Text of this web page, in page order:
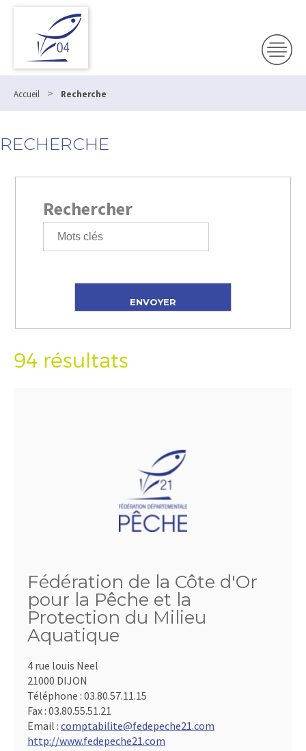
Accueil > Recherche
RECHERCHE
Rechercher
94 résultats
Fédération de la Côte d'Or
pour la Pêche et la
Protection du Milieu
Aquatique
4 rue louis Neel
21000 DIJON
Téléphone : 03.80.57.11.15
Fax : 03.80.55.51.21
Email : comptabilite@fedepeche21.com
http://www.fedepeche21.com